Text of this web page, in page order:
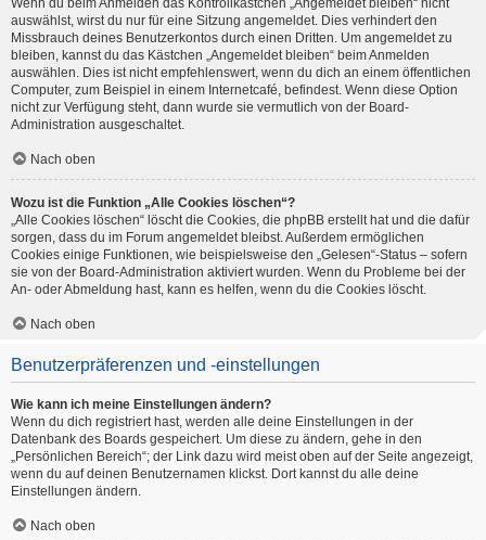
Wenn du beim Anmelden das Kontrollkästchen „Angemeldet bleiben“ nicht
auswählst, wirst du nur für eine Sitzung angemeldet. Dies verhindert den
Missbrauch deines Benutzerkontos durch einen Dritten. Um angemeldet zu
bleiben, kannst du das Kästchen „Angemeldet bleiben“ beim Anmelden
auswählen. Dies ist nicht empfehlenswert, wenn du dich an einem öffentlichen
Computer, zum Beispiel in einem Internetcafé, befindest. Wenn diese Option
nicht zur Verfügung steht, dann wurde sie vermutlich von der Board-
Administration ausgeschaltet.
Nach oben
Wozu ist die Funktion „Alle Cookies löschen“?
„Alle Cookies löschen“ löscht die Cookies, die phpBB erstellt hat und die dafür
sorgen, dass du im Forum angemeldet bleibst. Außerdem ermöglichen
Cookies einige Funktionen, wie beispielsweise den „Gelesen“-Status – sofern
sie von der Board-Administration aktiviert wurden. Wenn du Probleme bei der
An- oder Abmeldung hast, kann es helfen, wenn du die Cookies löscht.
Nach oben
Benutzerpräferenzen und -einstellungen
Wie kann ich meine Einstellungen ändern?
Wenn du dich registriert hast, werden alle deine Einstellungen in der
Datenbank des Boards gespeichert. Um diese zu ändern, gehe in den
„Persönlichen Bereich“; der Link dazu wird meist oben auf der Seite angezeigt,
wenn du auf deinen Benutzernamen klickst. Dort kannst du alle deine
Einstellungen ändern.
Nach oben